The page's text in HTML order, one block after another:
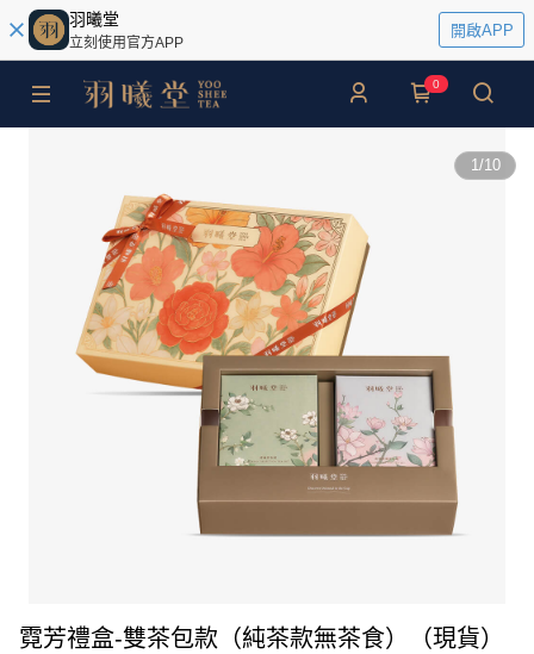
羽曦堂
立刻使用官方APP
開啟APP
0
1/10
霓芳禮盒-雙茶包款（純茶款無茶食）（現貨）